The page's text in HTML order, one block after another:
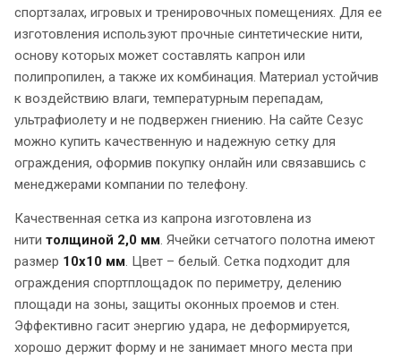
спортзалах, игровых и тренировочных помещениях. Для ее
изготовления используют прочные синтетические нити,
основу которых может составлять капрон или
полипропилен, а также их комбинация. Материал устойчив
к воздействию влаги, температурным перепадам,
ультрафиолету и не подвержен гниению. На сайте Сезус
можно купить качественную и надежную сетку для
ограждения, оформив покупку онлайн или связавшись с
менеджерами компании по телефону.
Качественная сетка из капрона изготовлена из
нити толщиной 2,0 мм. Ячейки сетчатого полотна имеют
размер 10х10 мм. Цвет – белый. Сетка подходит для
ограждения спортплощадок по периметру, делению
площади на зоны, защиты оконных проемов и стен.
Эффективно гасит энергию удара, не деформируется,
хорошо держит форму и не занимает много места при